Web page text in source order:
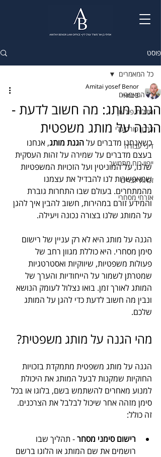
פוסט
כל המאמרים
חדלות פירעון
דרכון פורטוגלי
דיני עבודה
ייפוי כוח מתמשך
זכויות יוצרים
אזרחי מסחרי
כל המאמרים
הגנת מותג: מה חשוב לדעת -
הגנה על מותג משפטית
Amitai yosef Benor
3 במאי
כשאנחנו מדברים על הגנת מותג, אנחנו
בעצם מדברים על שמירה על זהות העסקית
שלנו, על המוניטין ועל הזכויות המשפטיות
שמאפשרות לנו להבדיל את עצמנו
מהמתחרים. בעולם שבו התחרות גוברת
והמידע זורם במהירות, חשוב להבין איך להגן
על המותג שלנו בצורה נכונה ויעילה.
הגנה על מותג היא לא רק עניין של רישום
סימן מסחרי. היא כוללת מגוון רחב של
פעולות משפטיות, שיווקיות ואסטרטגיות
שמטרתן לשמור על הייחודיות והערך של
המותג לאורך זמן. בואו נצלול לעומק הנושא
ונבין מה חשוב לדעת כדי להגן על המותג
שלכם.
מהי הגנה על מותג משפטית?
הגנה על מותג משפטית מתמקדת בזכויות
החוקיות שמקנות לבעל המותג את היכולת
למנוע מאחרים להשתמש בשם, בלוגו או בכל
סימן מזהה אחר שיכול לבלבל את הצרכנים.
זה כולל:
רישום סימני מסחר - תהליך שבו
רושמים את שם המותג או הלוגו ברשם